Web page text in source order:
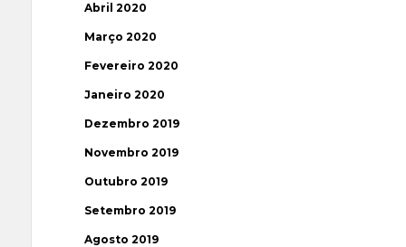
Abril 2020
Março 2020
Fevereiro 2020
Janeiro 2020
Dezembro 2019
Novembro 2019
Outubro 2019
Setembro 2019
Agosto 2019